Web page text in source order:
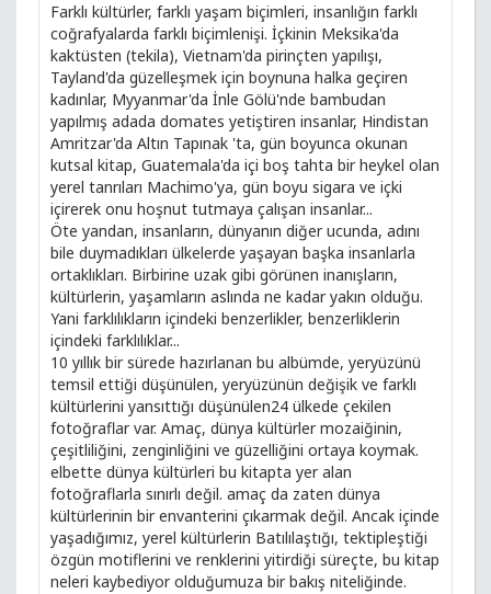
Farklı kültürler, farklı yaşam biçimleri, insanlığın farklı
coğrafyalarda farklı biçimlenişi. İçkinin Meksika'da
kaktüsten (tekila), Vietnam'da pirinçten yapılışı,
Tayland'da güzelleşmek için boynuna halka geçiren
kadınlar, Myyanmar'da İnle Gölü'nde bambudan
yapılmış adada domates yetiştiren insanlar, Hindistan
Amritzar'da Altın Tapınak 'ta, gün boyunca okunan
kutsal kitap, Guatemala'da içi boş tahta bir heykel olan
yerel tanrıları Machimo'ya, gün boyu sigara ve içki
içirerek onu hoşnut tutmaya çalışan insanlar...
Öte yandan, insanların, dünyanın diğer ucunda, adını
bile duymadıkları ülkelerde yaşayan başka insanlarla
ortaklıkları. Birbirine uzak gibi görünen inanışların,
kültürlerin, yaşamların aslında ne kadar yakın olduğu.
Yani farklılıkların içindeki benzerlikler, benzerliklerin
içindeki farklılıklar...
10 yıllık bir sürede hazırlanan bu albümde, yeryüzünü
temsil ettiği düşünülen, yeryüzünün değişik ve farklı
kültürlerini yansıttığı düşünülen24 ülkede çekilen
fotoğraflar var. Amaç, dünya kültürler mozaiğinin,
çeşitliliğini, zenginliğini ve güzelliğini ortaya koymak.
elbette dünya kültürleri bu kitapta yer alan
fotoğraflarla sınırlı değil. amaç da zaten dünya
kültürlerinin bir envanterini çıkarmak değil. Ancak içinde
yaşadığımız, yerel kültürlerin Batılılaştığı, tektipleştiği
özgün motiflerini ve renklerini yitirdiği süreçte, bu kitap
neleri kaybediyor olduğumuza bir bakış niteliğinde.